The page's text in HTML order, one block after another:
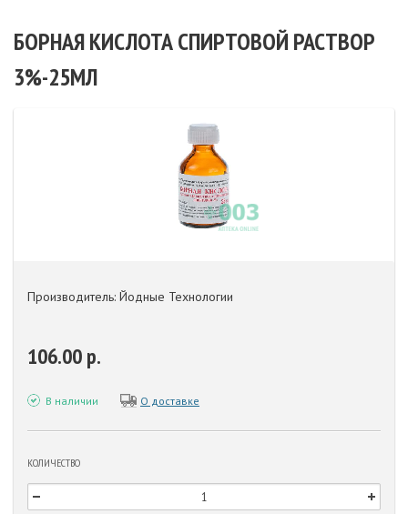
БОРНАЯ КИСЛОТА СПИРТОВОЙ РАСТВОР
3%-25МЛ
Производитель: Йодные Технологии
106.00 р.
В наличии О доставке
КОЛИЧЕСТВО